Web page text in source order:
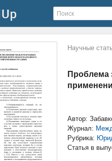
Научные
Проблема
Автор:
Журнал:
Рубрика:
Статья в